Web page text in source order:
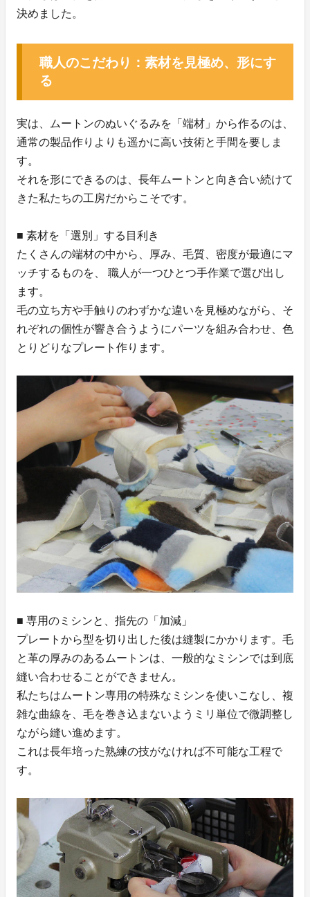
決めました。
職人のこだわり：素材を見極め、形にす
る
実は、ムートンのぬいぐるみを「端材」から作るのは、
通常の製品作りよりも遥かに高い技術と手間を要しま
す。
それを形にできるのは、長年ムートンと向き合い続けて
きた私たちの工房だからこそです。
■ 素材を「選別」する目利き
たくさんの端材の中から、厚み、毛質、密度が最適にマ
ッチするものを、 職人が一つひとつ手作業で選び出し
ます。
毛の立ち方や手触りのわずかな違いを見極めながら、そ
れぞれの個性が響き合うようにパーツを組み合わせ、色
とりどりなプレート作ります。
■ 専用のミシンと、指先の「加減」
プレートから型を切り出した後は縫製にかかります。毛
と革の厚みのあるムートンは、一般的なミシンでは到底
縫い合わせることができません。
私たちはムートン専用の特殊なミシンを使いこなし、複
雑な曲線を、毛を巻き込まないようミリ単位で微調整し
ながら縫い進めます。
これは長年培った熟練の技がなければ不可能な工程で
す。